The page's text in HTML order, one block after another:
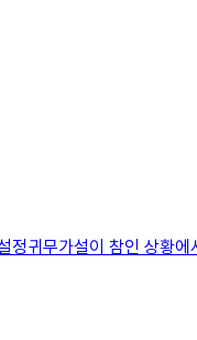
귀무가설이 참인 상황